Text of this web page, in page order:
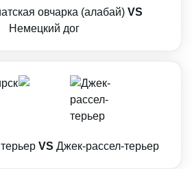
овчарка (алабай) VS
Немецкий дог
VS Джек-рассел-терьер